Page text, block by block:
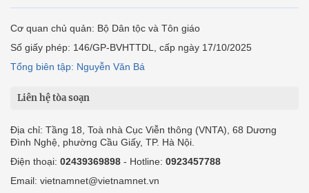
Cơ quan chủ quản: Bộ Dân tộc và Tôn giáo
Số giấy phép: 146/GP-BVHTTDL, cấp ngày 17/10/2025
Tổng biên tập: Nguyễn Văn Bá
Liên hệ tòa soạn
Địa chỉ: Tầng 18, Toà nhà Cục Viễn thông (VNTA), 68 Dương
Đình Nghệ, phường Cầu Giấy, TP. Hà Nội.
Điện thoại: 02439369898 - Hotline: 0923457788
Email: vietnamnet@vietnamnet.vn